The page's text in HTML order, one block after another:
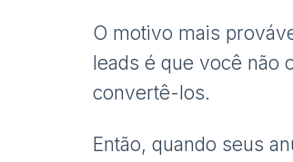
O motivo mais
leads é que você não
convertê-los.
Então, quando seus